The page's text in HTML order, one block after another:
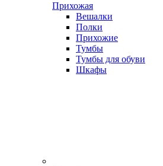
Прихожая
Вешалки
Полки
Прихожие
Тумбы
Тумбы для обуви
Шкафы